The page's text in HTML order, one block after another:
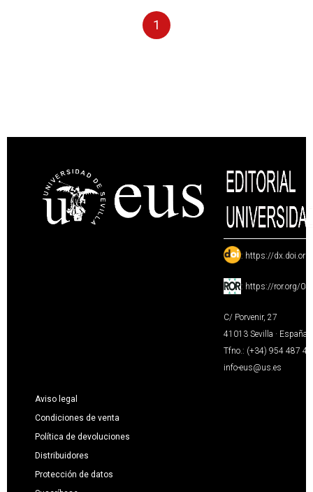
1
: https://
: https://ror.org/
C/ Porvenir, 27
41013 Sevilla · España
Tfno.: (+34) 954 487
info-eus@us.es
Aviso legal
Condiciones de venta
Política de devoluciones
Distribuidores
Protección de datos